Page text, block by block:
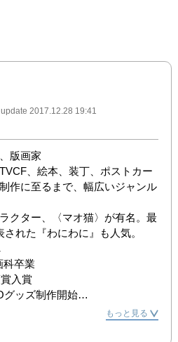
2017.12.28 19:41
版画家
、絵本、装丁、ポストカー
作に至るまで、幅広いジャンル
クター、〈マオ猫〉が有名。最
れた『わにわに』も人気。
科卒業
入賞
グッズ制作開始
トレーション」新人賞 もっと見る